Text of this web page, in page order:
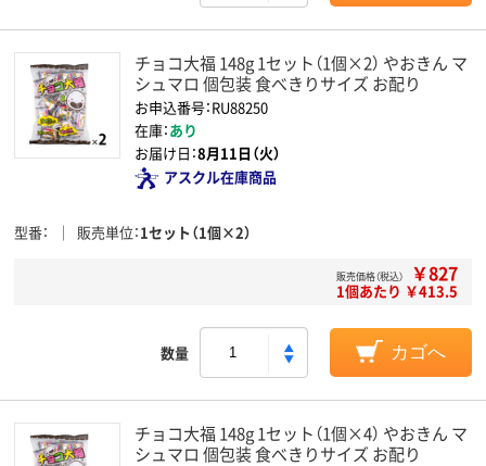
チョコ大福 148g 1セット（1個×2） やおきん マ
シュマロ 個包装 食べきりサイズ お配り
お申込番号：RU88250
在庫：あり
お届け日：8月11日（火）
アスクル在庫商品
型番 販売単位 1セット（1個×2）
販売価格（税込） ￥827
1個あたり ￥413.5
数量 カゴへ
チョコ大福 148g 1セット（1個×4） やおきん マ
シュマロ 個包装 食べきりサイズ お配り